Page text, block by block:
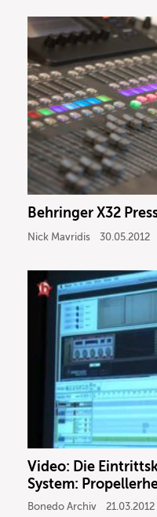
Behringer X32
Nick Mavridis 30.05.2012
Video: Die
System:
Bonedo Archiv 21.03.2012